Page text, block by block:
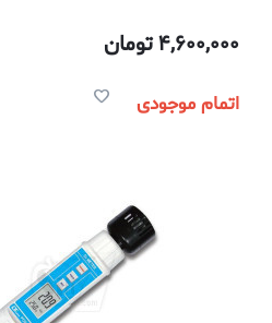
4,600,000تومان
اتمام موجودی